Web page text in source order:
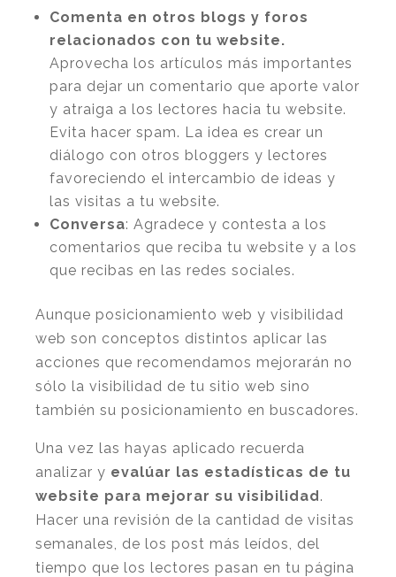
Comenta en otros blogs y foros
relacionados con tu website.
Aprovecha los artículos más importantes
para dejar un comentario que aporte valor
y atraiga a los lectores hacia tu website.
Evita hacer spam. La idea es crear un
diálogo con otros bloggers y lectores
favoreciendo el intercambio de ideas y
las visitas a tu website.
Conversa: Agradece y contesta a los
comentarios que reciba tu website y a los
que recibas en las redes sociales.
Aunque posicionamiento web y visibilidad
web son conceptos distintos aplicar las
acciones que recomendamos mejorarán no
sólo la visibilidad de tu sitio web sino
también su posicionamiento en buscadores.
Una vez las hayas aplicado recuerda
analizar y evalúar las estadísticas de tu
website para mejorar su visibilidad.
Hacer una revisión de la cantidad de visitas
semanales, de los post más leídos, del
tiempo que los lectores pasan en tu página